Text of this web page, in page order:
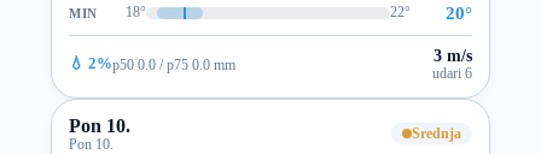
MIN 18° 22° 20°
💧 2%p50 0.0 / p75 0.0 mm 3 m/s
udari 6
Pon 10.
Pon 10.
Srednja